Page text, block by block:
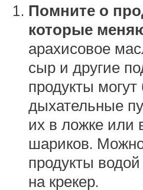
Помните о
которые
арахисовое
сыр и другие
продукты могут
дыхательные
их в ложке или
шариков.
продукты
на крекер.